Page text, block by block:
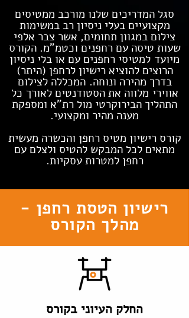
סגל המדריכים שלנו מורכב ממטיסים
מקצועיים בעלי ניסיון רב במשימות
צילום במגוון תחומים, אשר צבר אלפי
שעות טיסה עם רחפנים וכטמ"מ. הקורס
מיועד למטיסי רחפנים עם או בלי ניסיון
הרוצים להוציא רישיון לרחפן (היתר)
בדרך מהירה ונוחה.​המכללה לצילום
אווירי מלווה את הסטודנטים לאורך כל
התהליך הבירוקרטי מול רת"א ומספקת
מענה מהיר ומקצועי.
​קורס רישיון מטיס רחפן והכשרה מעשית
מתאים לכל המבקש להטיס ולצלם עם
רחפן למטרות עסקיות.
רישיון הטסת רחפן -
מהלך הקורס
החלק העיוני בקורס